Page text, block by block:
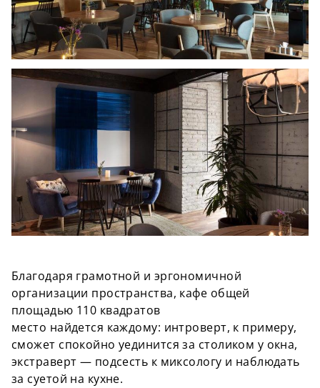
Благодаря грамотной и эргономичной
организации пространства, кафе общей
площадью 110 квадратов
место найдется каждому: интроверт, к примеру,
сможет спокойно уединится за столиком у окна,
экстраверт — подсесть к миксологу и наблюдать
за суетой на кухне.